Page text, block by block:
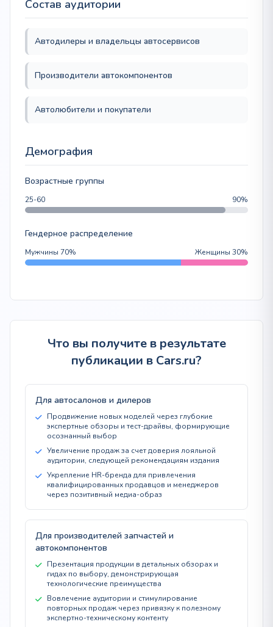
Состав аудитории
Автодилеры и владельцы автосервисов
Производители автокомпонентов
Автолюбители и покупатели
Демография
Возрастные группы
25-60 90%
Гендерное распределение
Мужчины 70% Женщины 30%
Что вы получите в результате
публикации в Cars.ru?
Для автосалонов и дилеров
Продвижение новых моделей через глубокие
экспертные обзоры и тест-драйвы, формирующие
осознанный выбор
Увеличение продаж за счет доверия лояльной
аудитории, следующей рекомендациям издания
Укрепление HR-бренда для привлечения
квалифицированных продавцов и менеджеров
через позитивный медиа-образ
Для производителей запчастей и
автокомпонентов
Презентация продукции в детальных обзорах и
гидах по выбору, демонстрирующая
технологические преимущества
Вовлечение аудитории и стимулирование
повторных продаж через привязку к полезному
экспертно-техническому контенту